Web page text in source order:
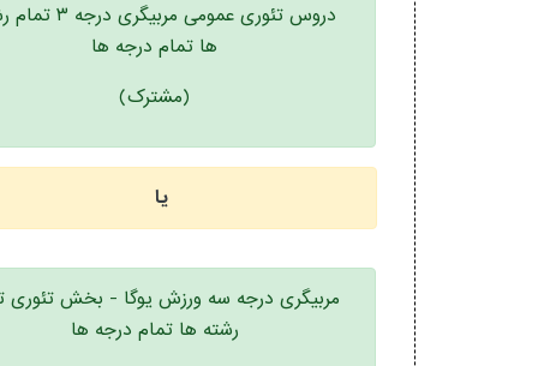
دروس تئوری عمومی
ها تمام درجه ها
(مشترک)
یا
مربیگری درجه سه ورزش یوگا - بخش تئوری
رشته ها تمام درجه ها